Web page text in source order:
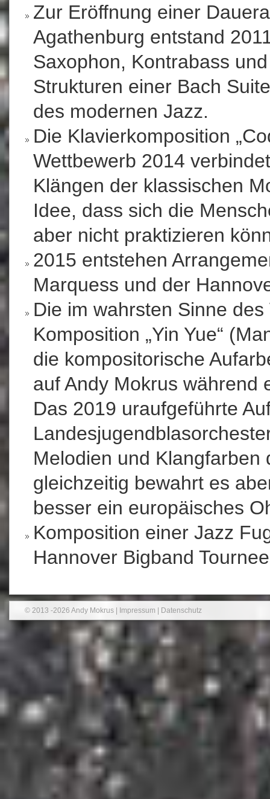
Zur Eröffnung einer
Agathenburg entstand
Saxophon, Kontrabass
Strukturen einer Bach
des modernen Jazz.
Die Klavierkomposition
Wettbewerb 2014
Klängen der klassischen
Idee, dass sich die
aber nicht praktizieren
2015 entstehen
Marquess und der
Die im wahrsten Sinne
Komposition „Yin Yue“
die kompositorische
auf Andy Mokrus während
Das 2019 uraufgeführte
Melodien und Klangfarben
gleichzeitig bewahrt es
besser ein europäisches
Komposition einer Jazz
Hannover Bigband
© 2013 -2026 Andy Mokrus | Impressum Datenschutz